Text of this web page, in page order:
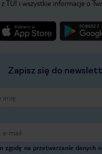
TUI i wszystkie informacje o
Zapisz się do
zgodę na przetwarzanie danych